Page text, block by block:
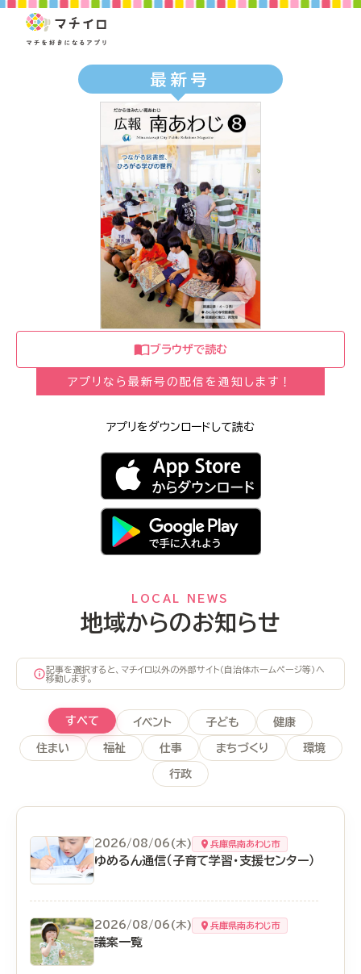
最新号
ブラウザで読む
アプリなら最新号の配信を通知します！
アプリをダウンロードして読む
LOCAL NEWS
地域からのお知らせ
記事を選択すると、マチイロ以外の外部サイト（自治体ホームページ等）へ
移動します。
すべて イベント 子ども 健康
住まい 福祉 仕事 まちづくり 環境
行政
2026/08/06(木) 兵庫県南あわじ市
ゆめるん通信（子育て学習・支援センター）
2026/08/06(木) 兵庫県南あわじ市
議案一覧